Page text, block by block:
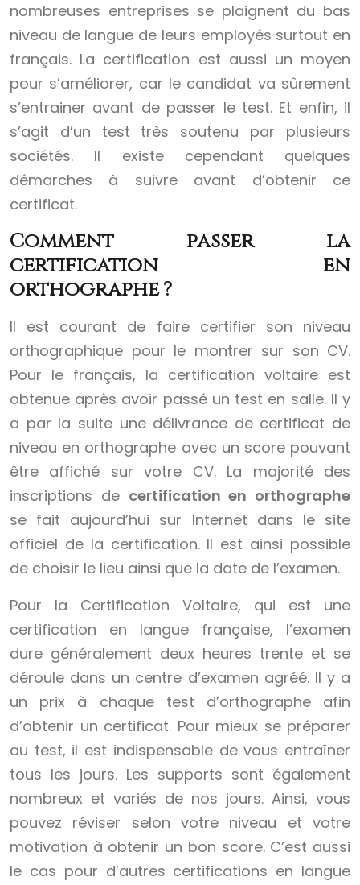
nombreuses entreprises se plaignent du bas
niveau de langue de leurs employés surtout en
français. La certification est aussi un moyen
pour s’améliorer, car le candidat va sûrement
s’entrainer avant de passer le test. Et enfin, il
s’agit d’un test très soutenu par plusieurs
sociétés. Il existe cependant quelques
démarches à suivre avant d’obtenir ce
certificat.
Comment passer la
certification en
orthographe ?
Il est courant de faire certifier son niveau
orthographique pour le montrer sur son CV.
Pour le français, la certification voltaire est
obtenue après avoir passé un test en salle. Il y
a par la suite une délivrance de certificat de
niveau en orthographe avec un score pouvant
être affiché sur votre CV. La majorité des
inscriptions de certification en orthographe
se fait aujourd’hui sur Internet dans le site
officiel de la certification. Il est ainsi possible
de choisir le lieu ainsi que la date de l’examen.
Pour la Certification Voltaire, qui est une
certification en langue française, l’examen
dure généralement deux heures trente et se
déroule dans un centre d’examen agréé. Il y a
un prix à chaque test d’orthographe afin
d’obtenir un certificat. Pour mieux se préparer
au test, il est indispensable de vous entraîner
tous les jours. Les supports sont également
nombreux et variés de nos jours. Ainsi, vous
pouvez réviser selon votre niveau et votre
motivation à obtenir un bon score. C’est aussi
le cas pour d’autres certifications en langue